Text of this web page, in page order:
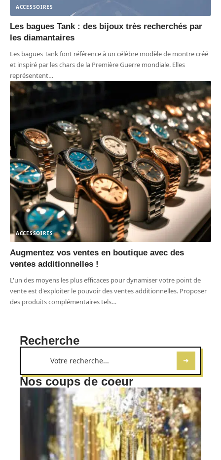
ACCESSOIRES
Les bagues Tank : des bijoux très recherchés par
les diamantaires
Les bagues Tank font référence à un célèbre modèle de montre créé
et inspiré par les chars de la Première Guerre mondiale. Elles
représentent…
ACCESSOIRES
Augmentez vos ventes en boutique avec des
ventes additionnelles !
L'un des moyens les plus efficaces pour dynamiser votre point de
vente est d'exploiter le pouvoir des ventes additionnelles. Proposer
des produits complémentaires tels…
Recherche
Nos coups de coeur